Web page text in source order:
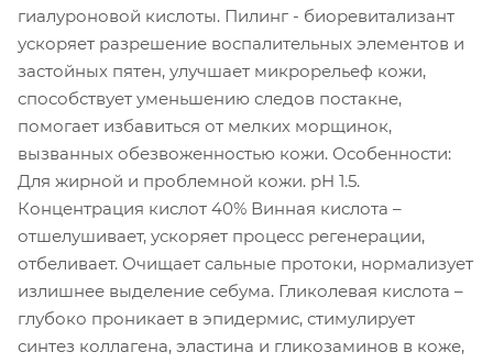
гиалуроновой кислоты. Пилинг - биоревитализант
ускоряет разрешение воспалительных элементов и
застойных пятен, улучшает микрорельеф кожи,
способствует уменьшению следов постакне,
помогает избавиться от мелких морщинок,
вызванных обезвоженностью кожи. Особенности:
Для жирной и проблемной кожи. pH 1.5.
Концентрация кислот 40% Винная кислота –
отшелушивает, ускоряет процесс регенерации,
отбеливает. Очищает сальные протоки, нормализует
излишнее выделение себума. Гликолевая кислота –
глубоко проникает в эпидермис, стимулирует
синтез коллагена, эластина и гликозаминов в коже,